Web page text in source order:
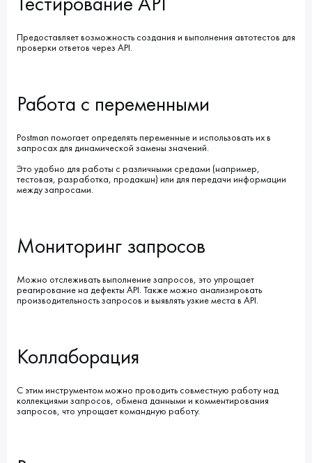
Предоставляет возможность создания и выполнения автотестов для
проверки ответов через API.
Работа с переменными
Postman помогает определять переменные и использовать их в
запросах для динамической замены значений.
Это удобно для работы с различными средами (например,
тестовая, разработка, продакшн) или для передачи информации
между запросами.
Мониторинг запросов
Можно отслеживать выполнение запросов, это упрощает
реагирование на дефекты API. Также можно анализировать
производительность запросов и выявлять узкие места в API.
Коллаборация
С этим инструментом можно проводить совместную работу над
коллекциями запросов, обмена данными и комментирования
запросов, что упрощает командную работу.